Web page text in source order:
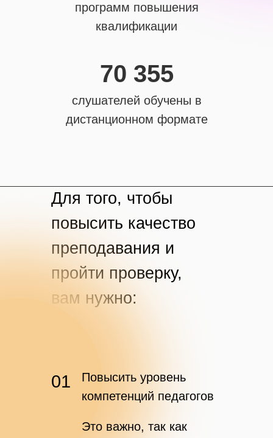
программ повышения
квалификации
70 355
слушателей обучены в
дистанционном формате
Для того, чтобы
повысить качество
преподавания и
пройти проверку,
вам нужно:
Повысить уровень
компетенций педагогов
01
Это важно, так как